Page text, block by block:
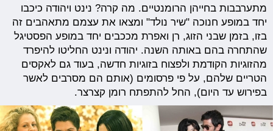
מתערבבות בחייהן הרומנטיים. מה קרה? נינט ויהודה כיכבו
יחד במופע חנוכה "שיר נולד" ומצאו את עצמם מתאהבים זה
בזו, בזמן שבני הזוג, רן ואפרת מככבים יחד במופע הפסטיגל
שהתחרה בהם באותה השנה. יהודה ונינט החליטו להיפרד
מהזוגיות הקודמת ולפצוח בזוגיות חדשה, בעוד גם לאקסים
הטריים שלהם, על פי פרסומים (אותם הם מסרבים לאשר
בפירוש עד היום), החל להתפתח רומן קצרצר.